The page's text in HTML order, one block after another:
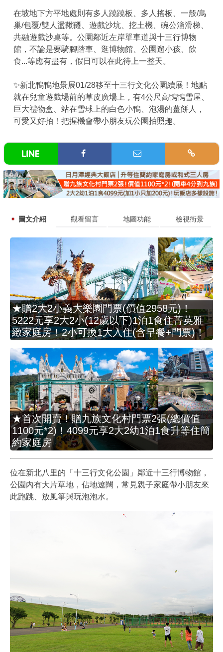
在坡地下方平地處則有多人蹺蹺板、多人搖板、一般/鳥
巢/包覆/雙人盪鞦韆、遊戲沙坑、挖土機、碗公溜滑梯、
共融遊戲沙桌等。公園鄰近左岸單車道與十三行博物
館，不論是要騎腳踏車、逛博物館、公園遛小孩、飲
食...等應有盡有，假日可以在此待上一整天。
✨新北鴨鴨地景展01/28移至十三行文化公園續展！地點
就在兒童遊戲場前的草皮廣場上，有4公尺高鴨鴨雪屋、
巨大禮物盒、站在雪球上的白色小鴨、泡湯的薑餅人，
可愛又好拍！把握機會帶小朋友玩公園拍照趣。
圖文介紹 觀看留言 地圖功能 檢視街景
★贈2大2小義大樂園門票(價值2958元)！
5222元享2大2小(12歲以下)1泊1食住菁英雅
緻家庭房！2小可換1大入住(含早餐+門票)！
★首次開賣！贈九族文化村門票2張(總價值
1100元*2)！4099元享2大2幼1泊1食升等住簡
約家庭房
位在新北八里的「十三行文化公園」鄰近十三行博物館，
公園內有大片草地，佔地遼闊，常見親子家庭帶小朋友來
此跑跳、放風箏與玩泡泡水。